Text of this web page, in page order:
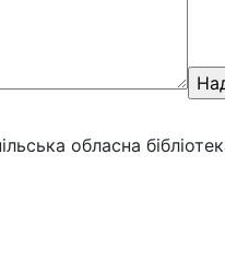
обласна